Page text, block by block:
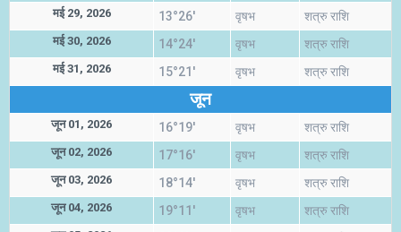
मई 29, 2026 13°26' वृषभ शत्रु राशि
मई 30, 2026 14°24' वृषभ शत्रु राशि
मई 31, 2026 15°21' वृषभ शत्रु राशि
जून
जून 01, 2026 16°19' वृषभ शत्रु राशि
जून 02, 2026 17°16' वृषभ शत्रु राशि
जून 03, 2026 18°14' वृषभ शत्रु राशि
जून 04, 2026 19°11' वृषभ शत्रु राशि